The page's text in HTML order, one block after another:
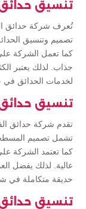
تنسيق
تُعرف شركة حدائق
تصميم وتنسيق
كما تعمل الشركة على
جذاب. لذلك يعتبر
لخدمات الحدائق
تنسيق
تقدم شركة حدائق
تشمل تصميم
كما تعتمد الشركة
عالية. لذلك يفضل
حديقة متكاملة في
تنسيق